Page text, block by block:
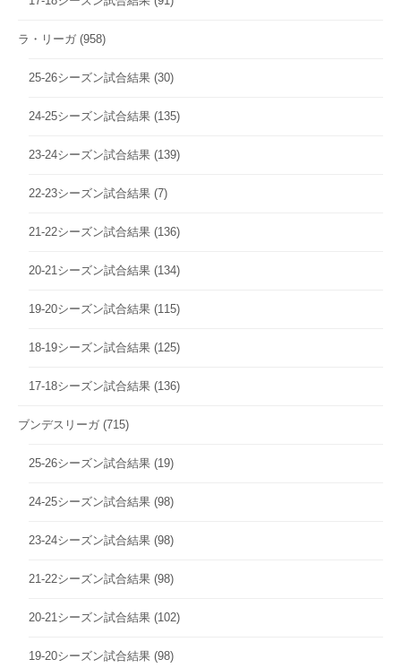
ラ・リーガ (958)
25-26シーズン試合結果 (30)
24-25シーズン試合結果 (135)
23-24シーズン試合結果 (139)
22-23シーズン試合結果 (7)
21-22シーズン試合結果 (136)
20-21シーズン試合結果 (134)
19-20シーズン試合結果 (115)
18-19シーズン試合結果 (125)
17-18シーズン試合結果 (136)
ブンデスリーガ (715)
25-26シーズン試合結果 (19)
24-25シーズン試合結果 (98)
23-24シーズン試合結果 (98)
21-22シーズン試合結果 (98)
20-21シーズン試合結果 (102)
19-20シーズン試合結果 (98)